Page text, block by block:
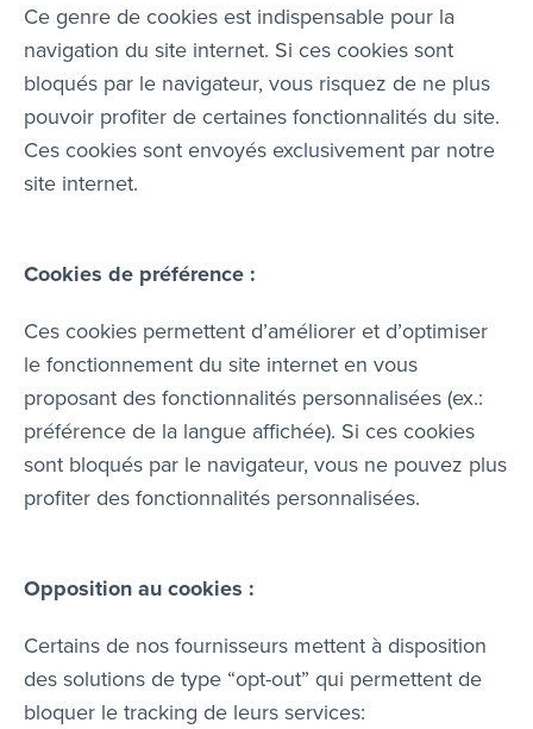
Ce genre de cookies est indispensable pour la
navigation du site internet. Si ces cookies sont
bloqués par le navigateur, vous risquez de ne plus
pouvoir profiter de certaines fonctionnalités du site.
Ces cookies sont envoyés exclusivement par notre
site internet.
Cookies de préférence :
Ces cookies permettent d’améliorer et d’optimiser
le fonctionnement du site internet en vous
proposant des fonctionnalités personnalisées (ex.:
préférence de la langue affichée). Si ces cookies
sont bloqués par le navigateur, vous ne pouvez plus
profiter des fonctionnalités personnalisées.
Opposition au cookies :
Certains de nos fournisseurs mettent à disposition
des solutions de type “opt-out” qui permettent de
bloquer le tracking de leurs services: